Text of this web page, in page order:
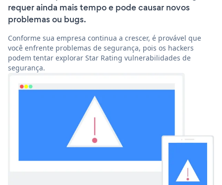
requer ainda mais tempo e pode causar novos
problemas ou bugs.
Conforme sua empresa continua a crescer, é provável que
você enfrente problemas de segurança, pois os hackers
podem tentar explorar Star Rating vulnerabilidades de
segurança.